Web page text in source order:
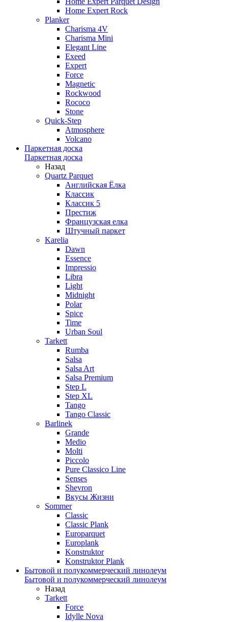
Home Expert Rock
Planker
Charisma 4V
Charisma Mini
Elegant Line
Exeed
Expert
Force
Magnetic
Rockwood
Rococo
Stone
Quick-Step
Atmosphere
Volcano
Паркетная доска
Паркетная доска
Назад
Quartz Parquet
Английская Ёлка
Классик
Классик 5
Престиж
Французская елка
Штучный паркет
Karelia
Dawn
Essence
Impressio
Libra
Light
Midnight
Polar
Spice
Time
Urban Soul
Tarkett
Rumba
Salsa
Salsa Art
Salsa Premium
Step L
Step XL
Tango
Tango Classic
Barlinek
Grande
Medio
Molti
Piccolo
Pure Classico Line
Senses
Shevron
Вкусы Жизни
Sommer
Classic
Classic Plank
Europarquet
Europlank
Konstruktor
Konstruktor Plank
Бытовой и полукоммерческий линолеум
Бытовой и полукоммерческий линолеум
Назад
Tarkett
Force
Idylle Nova